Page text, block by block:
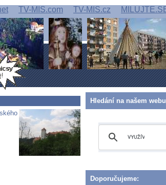
TV-MIS.com TV-MIS.cz
Hledání na našem
Doporučujeme: